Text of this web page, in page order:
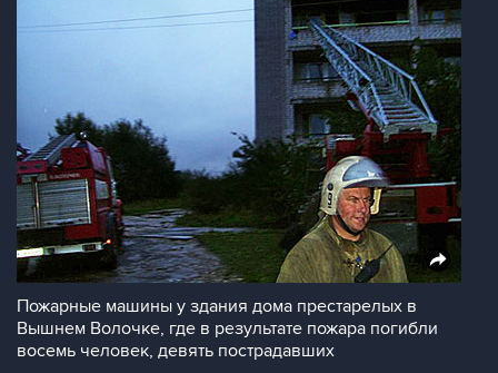
Пожарные машины у здания дома престарелых в
Вышнем Волочке, где в результате пожара погибли
восемь человек, девять пострадавших